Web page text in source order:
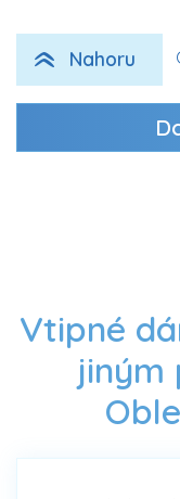
Nahoru
Vtipné
jiným